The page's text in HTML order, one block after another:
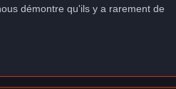
démontre qu'ils y a rarement de